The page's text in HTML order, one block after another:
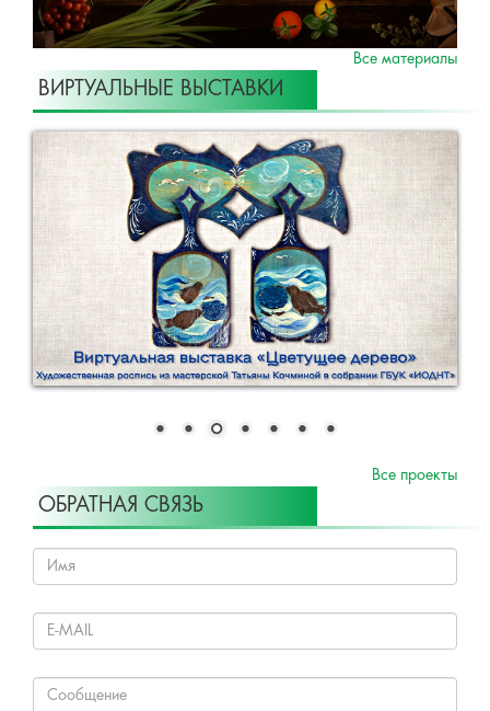
Все материалы
ВИРТУАЛЬНЫЕ ВЫСТАВКИ
Все проекты
ОБРАТНАЯ СВЯЗЬ